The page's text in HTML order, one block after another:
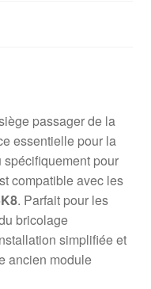
passager de la
essentielle pour la
pour
compatible avec les
. Parfait pour les
bricolage
simplifiée et
ancien module